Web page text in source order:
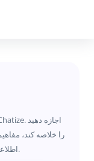
اطلاعات کلیدی را در چند ثانیه پیدا کند.